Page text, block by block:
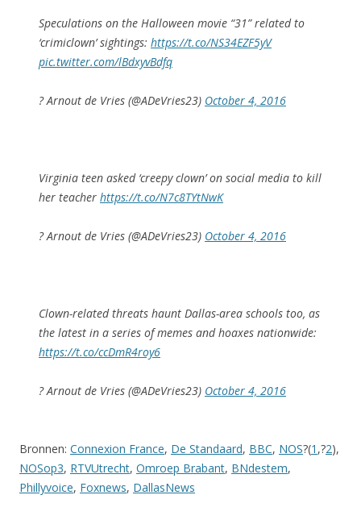
Speculations on the Halloween movie “31” related to
‘crimiclown’ sightings: https://t.co/NS34EZF5yV
pic.twitter.com/lBdxyvBdfq
? Arnout de Vries (@ADeVries23) October 4, 2016
Virginia teen asked ‘creepy clown’ on social media to kill
her teacher https://t.co/N7c8TYtNwK
? Arnout de Vries (@ADeVries23) October 4, 2016
Clown-related threats haunt Dallas-area schools too, as
the latest in a series of memes and hoaxes nationwide:
https://t.co/ccDmR4roy6
? Arnout de Vries (@ADeVries23) October 4, 2016
Bronnen: Connexion France, De Standaard, BBC, NOS?(1 ,?2),
NOSop3, RTVUtrecht, Omroep Brabant, BNdestem,
Phillyvoice, Foxnews, DallasNews